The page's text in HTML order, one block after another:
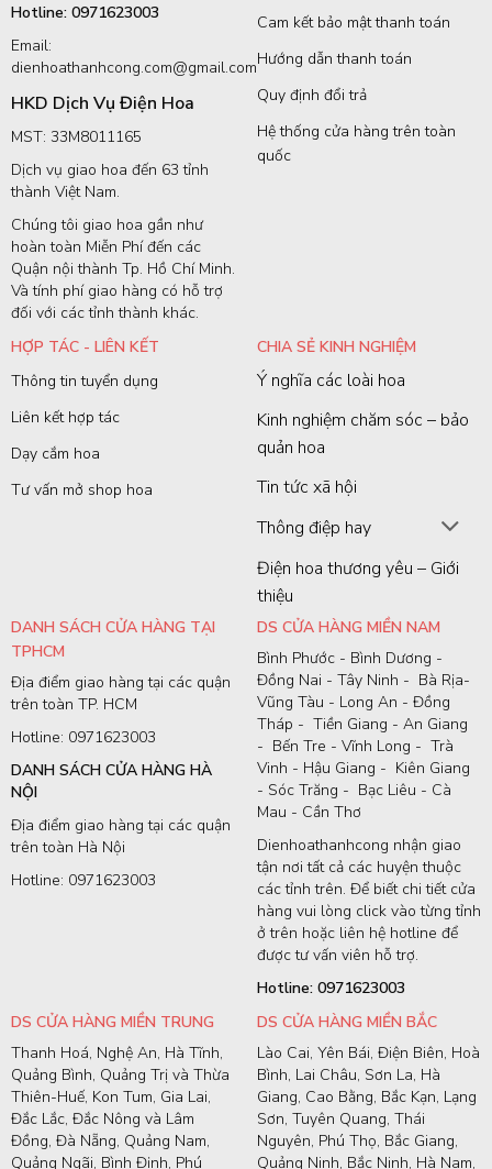
Hotline: 0971623003
Email:
dienhoathanhcong.com@gmail.com
HKD Dịch Vụ Điện Hoa
MST: 33M8011165
Dịch vụ giao hoa đến 63 tỉnh
thành Việt Nam.
Chúng tôi giao hoa gần như
hoàn toàn Miễn Phí đến các
Quận nội thành Tp. Hồ Chí Minh.
Và tính phí giao hàng có hỗ trợ
đối với các tỉnh thành khác.
Cam kết bảo mật thanh toán
Hướng dẫn thanh toán
Quy định đổi trả
Hệ thống cửa hàng trên toàn
quốc
HỢP TÁC - LIÊN KẾT
Thông tin tuyển dụng
Liên kết hợp tác
Dạy cắm hoa
Tư vấn mở shop hoa
CHIA SẺ KINH NGHIỆM
Ý nghĩa các loài hoa
Kinh nghiệm chăm sóc – bảo
quản hoa
Tin tức xã hội
Thông điệp hay
Điện hoa thương yêu – Giới
thiệu
DANH SÁCH CỬA HÀNG TẠI
TPHCM
Địa điểm giao hàng tại các quận
trên toàn TP. HCM
Hotline: 0971623003
DANH SÁCH CỬA HÀNG HÀ
NỘI
Địa điểm giao hàng tại các quận
trên toàn Hà Nội
Hotline: 0971623003
DS CỬA HÀNG MIỀN NAM
Bình Phước - Bình Dương -
Đồng Nai - Tây Ninh - Bà Rịa-
Vũng Tàu - Long An - Đồng
Tháp - Tiền Giang - An Giang
- Bến Tre - Vĩnh Long - Trà
Vinh - Hậu Giang - Kiên Giang
- Sóc Trăng - Bạc Liêu - Cà
Mau - Cần Thơ
Dienhoathanhcong nhận giao
tận nơi tất cả các huyện thuộc
các tỉnh trên. Để biết chi tiết cửa
hàng vui lòng click vào từng tỉnh
ở trên hoặc liên hệ hotline để
được tư vấn viên hỗ trợ.
Hotline: 0971623003
DS CỬA HÀNG MIỀN TRUNG
Thanh Hoá, Nghệ An, Hà Tĩnh,
Quảng Bình, Quảng Trị và Thừa
Thiên-Huế, Kon Tum, Gia Lai,
Đắc Lắc, Đắc Nông và Lâm
Đồng, Đà Nẵng, Quảng Nam,
Quảng Ngãi, Bình Định, Phú
DS CỬA HÀNG MIỀN BẮC
Lào Cai, Yên Bái, Điện Biên, Hoà
Bình, Lai Châu, Sơn La, Hà
Giang, Cao Bằng, Bắc Kạn, Lạng
Sơn, Tuyên Quang, Thái
Nguyên, Phú Thọ, Bắc Giang,
Quảng Ninh, Bắc Ninh, Hà Nam,